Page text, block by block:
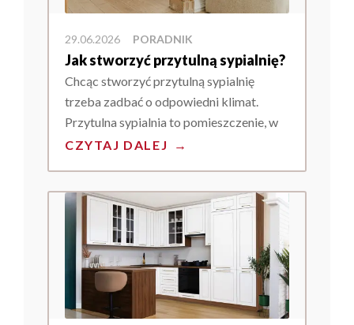
29.06.2026 PORADNIK
Jak stworzyć przytulną sypialnię?
Chcąc stworzyć przytulną sypialnię
trzeba zadbać o odpowiedni klimat.
Przytulna sypialnia to pomieszczenie, w
którym domownicy czują się bezpiecznie,
CZYTAJ DALEJ →